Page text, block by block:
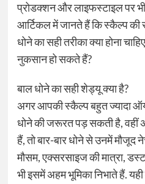
प्रोडक्शन और लाइफस्टाइल पर भी
आर्टिकल में जानते हैं कि स्कैल्प की
धोने का सही तरीका क्या होना
नुकसान हो सकते हैं?
बाल धोने का सही शेड्यू क्या है?
अगर आपकी स्कैल्प बहुत ज्यादा
धोने की जरूरत पड़ सकती है, वहीं
हैं, तो बार-बार धोने से उनमें
मौसम, एक्सरसाइज की मात्रा,
भी इसमें अहम भूमिका निभाते हैं.